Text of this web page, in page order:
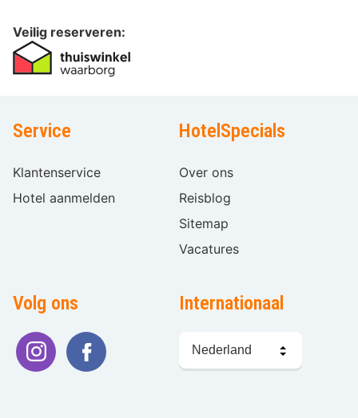
Veilig reserveren:
Service
Klantenservice
Hotel aanmelden
HotelSpecials
Over ons
Reisblog
Sitemap
Vacatures
Volg ons Internationaal
kiezen